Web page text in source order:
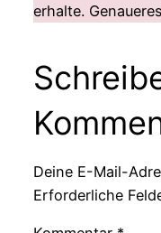
erhalte.
Deine E-Mail-
Erforderliche